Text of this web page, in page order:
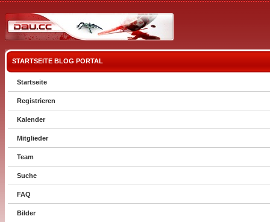
STARTSEITE BLOG PORTAL
Startseite
Registrieren
Kalender
Mitglieder
Team
Suche
FAQ
Bilder